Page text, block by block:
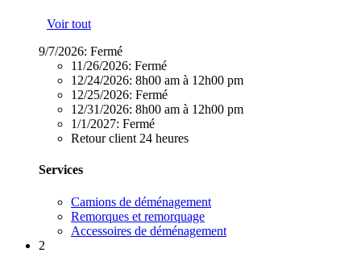
Voir tout
9/7/2026: Fermé
11/26/2026: Fermé
12/24/2026: 8h00 am à 12h00 pm
12/25/2026: Fermé
12/31/2026: 8h00 am à 12h00 pm
1/1/2027: Fermé
Retour client 24 heures
Services
Camions de déménagement
Remorques et remorquage
Accessoires de déménagement
2